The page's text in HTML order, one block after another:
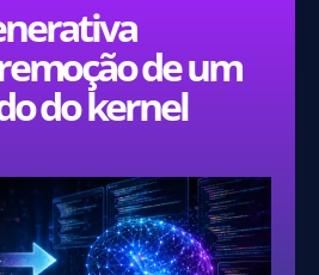
de um
do kernel